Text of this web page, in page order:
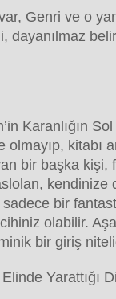
Genri ve o
dayanılmaz
Karanlığın Sol
kitabı
bir başka kişi,
kendinize
sadece bir
olabilir.
bir giriş
Yarattığı